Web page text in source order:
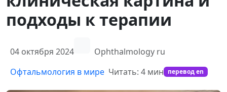
подходы к терапии
04 октября 2024
Ophthalmology ru
Офтальмология в мире Читать: 4 мин перевод en